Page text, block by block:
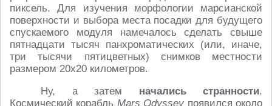
пиксель. Для изучения морфологии марсианской
поверхности и выбора места посадки для будущего
спускаемого модуля намечалось сделать свыше
пятнадцати тысяч панхроматических (или, иначе,
три тысячи пятицветных) снимков местности
размером 20х20 километров.
Ну, а затем начались странности.
Космический корабль Mars Odyssey появился около